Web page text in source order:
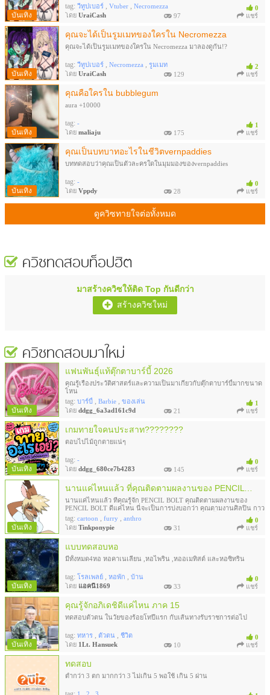
0
tag: วีทูปเบอร์ , Vtuber , Necromezza
โดย UraiCash 97 แชร์
บันเทิง
คุณจะได้เป็นรูมเมทของใครใน Necromezza
2
คุณจะได้เป็นรูมเมทของใครใน Necromezza มาลองดูกัน!?
tag: วีทูปเบอร์ , Necromezza , รูมเมท
โดย UraiCash 129 แชร์
บันเทิง
คุณคือใครใน bubblegum
1
aura +10000
tag: -
โดย maliaju 175 แชร์
บันเทิง
คุณเป็นบทบาทอะไรในชีวิตvernpaddies
0
บททดสอบว่าคุณเป็นตัวละครใดในมุมมองของvernpaddies
tag: -
โดย Vppdy 28 แชร์
บันเทิง
ดูควิซทายใจต่อทั้งหมด
ควิซทดสอบท็อปฮิต
มาสร้างควิซให้ติด Top กันดีกว่า
สร้างควิซใหม่
ควิซทดสอบมาใหม่
แฟนพันธุ์แท้ตุ๊กตาบาร์บี้ 2026
1
คุณรู้เรื่องประวัติศาสตร์และความเป็นมาเกี่ยวกับตุ๊กตาบาร์บี้มากขนาด
ไหน
tag: บาร์บี้ , Barbie , ของเล่น
โดย ddgg_6a3ad161c9d 21 แชร์
บันเทิง
เกมทายใจคนประสาท????????
0
ตอบไปไม้ถูกตายแน่ๆ
tag: -
โดย ddgg_680ce7b4283 145 แชร์
บันเทิง
0
นานแค่ไหนแล้ว ที่คุณรู้จัก PENCIL BOLT คุณติดตามผลงานของ
PENCIL BOLT ดีแค่ไหน นี่จะเป็นการบ่งบอกว่า คุณตามงานศิลปิน กาว
คนนี้มากระดับไหน หรือเป็นแฟนตัวยงของศิลปินคนนี้ มากแค่ไหน เพื่อ
ไม่ให้เสียเวลาเรามาสนุกกันดีกว่า
tag: cartoon , furry , anthro
โดย Tinkponypie 31 แชร์
บันเทิง
แบบทดสอบหอ
0
มีทั้งหมด4หอ หอคาเนเลี่ยน ,หอไพริน ,หออเมทิสต์ และหอซิทริน
tag: โรลเพลย์ , หอพัก , บ้าน
โดย แอคนี้1869 33 แชร์
บันเทิง
คุณรู้จักอภิเดชิดีแค่ไหน ภาค 15
0
ทดสอบตัวตน ในวัยของร้อยโทปีแรก กับเส้นทางรับราชการต่อไป
tag: ทหาร , ตัวตน , ชีวิต
โดย 1Lt. Hansuek 10 แชร์
บันเทิง
ทดสอบ
ต่ำกว่า 3 ตก มากกว่า 3 ไม่เกิน 5 พอใช้ เกิน 5 ผ่าน